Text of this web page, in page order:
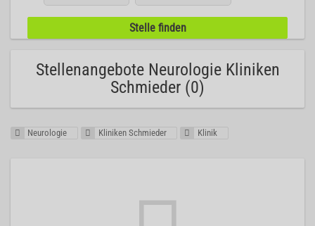
Stellenangebote Neurologie Kliniken
Schmieder (0)
Neurologie Kliniken Schmieder Klinik